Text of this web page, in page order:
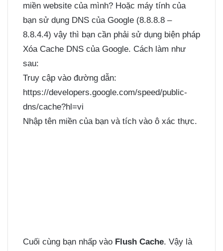
miền website của mình? Hoặc máy tính của
bạn sử dụng DNS của Google (8.8.8.8 –
8.8.4.4) vậy thì bạn cần phải sử dụng biện pháp
Xóa Cache DNS của Google. Cách làm như
sau:
Truy cập vào đường dẫn:
https://developers.google.com/speed/public-
dns/cache?hl=vi
Nhập tên miền của bạn và tích vào ô xác thực.
Cuối cùng bạn nhấp vào Flush Cache. Vậy là